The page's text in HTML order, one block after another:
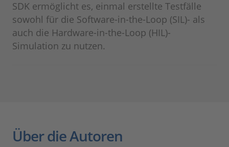
SDK ermöglicht es, einmal erstellte Testfälle
sowohl für die Software-in-the-Loop (SIL)- als
auch die Hardware-in-the-Loop (HIL)-
Simulation zu nutzen.
Über die Autoren